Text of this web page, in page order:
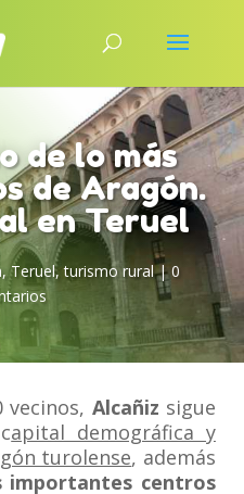
de lo más
de Aragón.
en Teruel
, Teruel,turismo rural|0
vecinos, Alcañiz sigue
apital demográfica y
turolense, además
importantes centros